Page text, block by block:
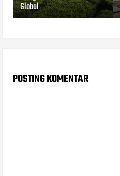
Global
POSTING KOMENTAR